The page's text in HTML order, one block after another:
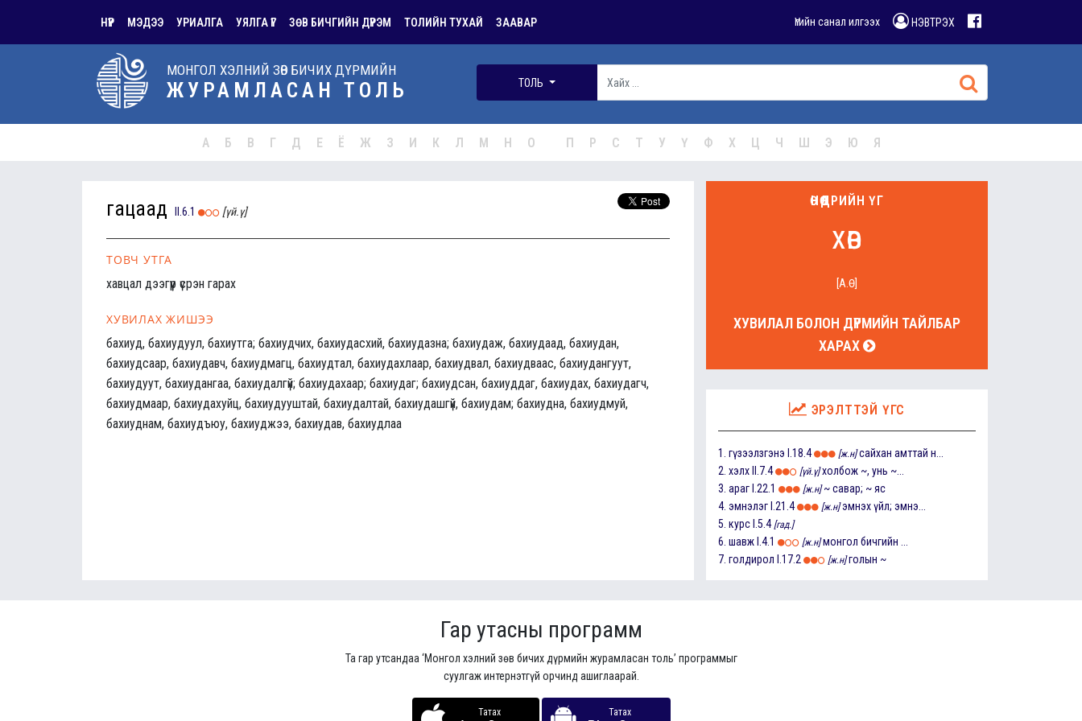
НҮҮР МЭДЭЭ УРИАЛГА УЯЛГА ҮГ ЗӨВ БИЧГИЙН ДҮРЭМ ТОЛИЙН ТУХАЙ ЗААВАР Үгийн санал илгээх НЭВТРЭХ
МОНГОЛ ХЭЛНИЙ ЗӨВ БИЧИХ ДҮРМИЙН
ЖУРАМЛАСАН ТОЛЬ ТОЛЬ
А Б В Г Д Е Ё Ж З И К Л М Н О П Р С Т У Ү Ф Х Ц Ч Ш Э Ю Я
гацаад II.6.1 [үй.ү]
ТОВЧ УТГА
хавцал дээгүүр үсрэн гарах
ХУВИЛАХ ЖИШЭЭ
бахиуд, бахиудуул, бахиутга; бахиудчих, бахиудасхий, бахиудазна; бахиудаж, бахиудаад, бахиудан,
бахиудсаар, бахиудавч, бахиудмагц, бахиудтал, бахиудахлаар, бахиудвал, бахиудваас, бахиудангуут,
бахиудуут, бахиудангаа, бахиудалгүй; бахиудахаар; бахиудаг; бахиудсан, бахиуддаг, бахиудах, бахиудагч,
бахиудмаар, бахиудахуйц, бахиудууштай, бахиудалтай, бахиудашгүй, бахиудам; бахиудна, бахиудмуй,
бахиуднам, бахиудъюу, бахиуджээ, бахиудав, бахиудлаа
ӨНӨӨДРИЙН ҮГ
хөв
[А.Ө]
ХУВИЛАЛ БОЛОН ДҮРМИЙН ТАЙЛБАР
ХАРАХ
ЭРЭЛТТЭЙ ҮГС
1. гүзээлзгэнэ I.18.4 [ж.н] сайхан амттай н...
2. хэлх II.7.4 [үй.ү] холбож ~, унь ~...
3. араг I.22.1 [ж.н] ~ савар; ~ яс
4. эмнэлэг I.21.4 [ж.н] эмнэх үйл; эмнэ...
5. курс I.5.4 [гад.]
6. шавж I.4.1 [ж.н] монгол бичгийн ...
7. голдирол I.17.2 [ж.н] голын ~
Гар утасны программ
Та гар утсандаа ‘Монгол хэлний зөв бичих дүрмийн журамласан толь’ программыг
суулгаж интернэтгүй орчинд ашиглаарай.
Татах Татах